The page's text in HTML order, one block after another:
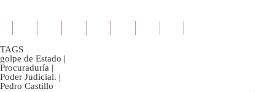
TAGS
golpe de Estado |
Procuraduría |
Poder Judicial. |
Pedro Castillo